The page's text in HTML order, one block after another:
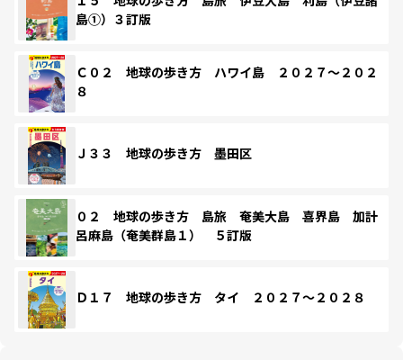
島①）３訂版
Ｃ０２ 地球の歩き方 ハワイ島 ２０２７～２０２
８
Ｊ３３ 地球の歩き方 墨田区
０２ 地球の歩き方 島旅 奄美大島 喜界島 加計
呂麻島（奄美群島１） ５訂版
Ｄ１７ 地球の歩き方 タイ ２０２７～２０２８